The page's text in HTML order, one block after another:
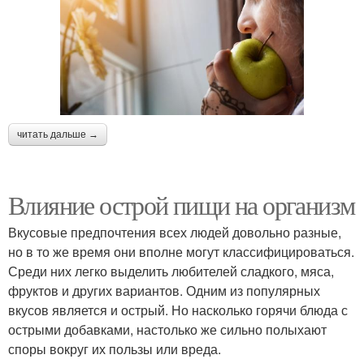
читать дальше →
Влияние острой пищи на организм
Вкусовые предпочтения всех людей довольно разные,
но в то же время они вполне могут классифицироваться.
Среди них легко выделить любителей сладкого, мяса,
фруктов и других вариантов. Одним из популярных
вкусов является и острый. Но насколько горячи блюда с
острыми добавками, настолько же сильно полыхают
споры вокруг их пользы или вреда.